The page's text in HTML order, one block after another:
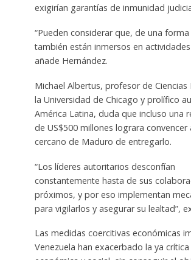
exigirían garantías de inmunidad
“Pueden considerar que, de una
también están inmersos en actividades
añade Hernández.
Michael Albertus, profesor de Ciencias
la Universidad de Chicago y prolífico
América Latina, duda que incluso una
de US$500 millones lograra convencer
cercano de Maduro de entregarlo.
“Los líderes autoritarios desconfían
constantemente hasta de sus
próximos, y por eso implementan
para vigilarlos y asegurar su lealtad”,
Las medidas coercitivas económicas
Venezuela han exacerbado la ya